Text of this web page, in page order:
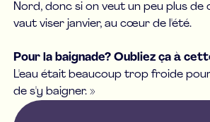
Nord, donc si on veut un peu plus de
vaut viser janvier, au cœur de l'été.
Pour la baignade? Oubliez ça à
L'eau était beaucoup trop froide
de s'y baigner. »